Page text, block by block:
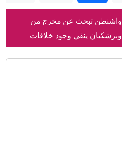
واشنطن تبحث عن مخرج من
ينفي وجود خلافات
داخلية
الجيش الأمريكي يبحثون عن